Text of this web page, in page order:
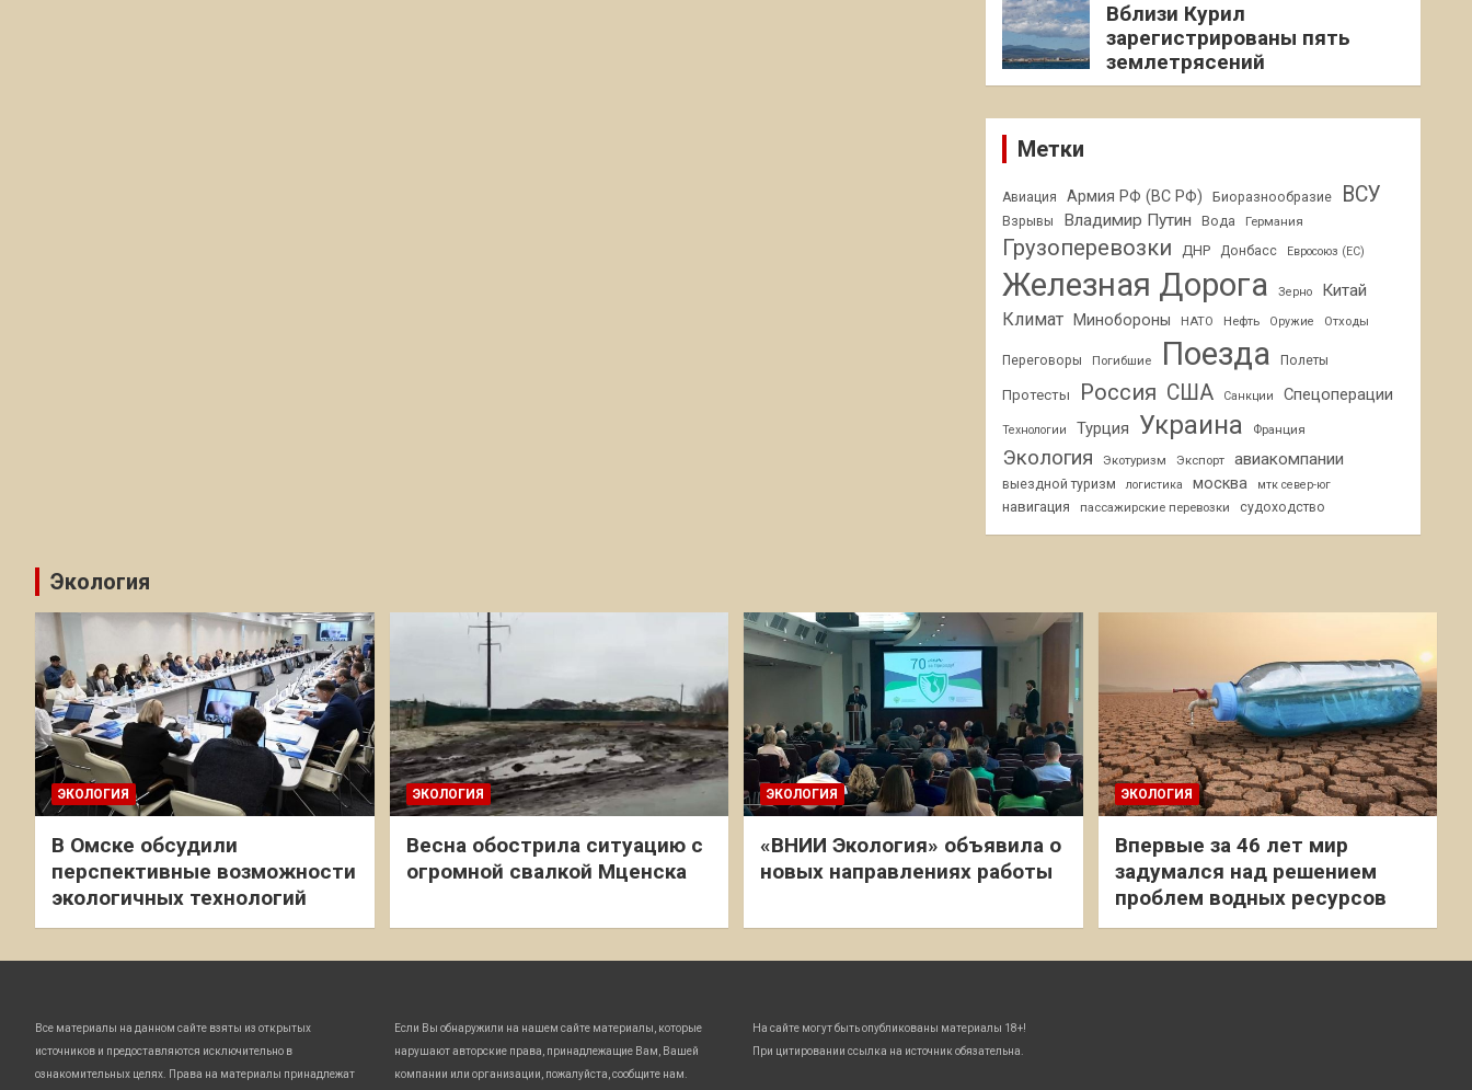
Вблизи Курил
зарегистрированы пять
землетрясений
Метки
Авиация Армия РФ (ВС РФ) Биоразнообразие ВСУ
Взрывы Владимир Путин Вода Германия
Грузоперевозки ДНР Донбасс Евросоюз (ЕС)
Железная Дорога Зерно Китай
Климат Минобороны НАТО Нефть Оружие Отходы
Переговоры Погибшие Поезда Полеты
Протесты Россия США Санкции Спецоперации
Технологии Турция Украина Франция
Экология Экотуризм Экспорт авиакомпании
выездной туризм логистика москва мтк север-юг
навигация пассажирские перевозки судоходство
Экология
ЭКОЛОГИЯ
В Омске обсудили
перспективные возможности
экологичных технологий
ЭКОЛОГИЯ
Весна обострила ситуацию с
огромной свалкой Мценска
ЭКОЛОГИЯ
«ВНИИ Экология» объявила о
новых направлениях работы
ЭКОЛОГИЯ
Впервые за 46 лет мир
задумался над решением
проблем водных ресурсов
Все материалы на данном сайте взяты из открытых
источников и предоставляются исключительно в
ознакомительных целях. Права на материалы принадлежат
Если Вы обнаружили на нашем сайте материалы, которые
нарушают авторские права, принадлежащие Вам, Вашей
компании или организации, пожалуйста, сообщите нам.
На сайте могут быть опубликованы материалы 18+!
При цитировании ссылка на источник обязательна.